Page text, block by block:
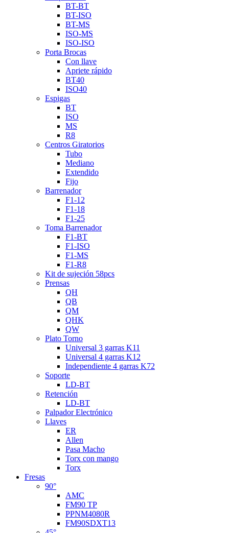
BT-BT
BT-ISO
BT-MS
ISO-MS
ISO-ISO
Porta Brocas
Con llave
Apriete rápido
BT40
ISO40
Espigas
BT
ISO
MS
R8
Centros Giratorios
Tubo
Mediano
Extendido
Fijo
Barrenador
F1-12
F1-18
F1-25
Toma Barrenador
F1-BT
F1-ISO
F1-MS
F1-R8
Kit de sujeción 58pcs
Prensas
QH
QB
QM
QHK
QW
Plato Torno
Universal 3 garras K11
Universal 4 garras K12
Independiente 4 garras K72
Soporte
LD-BT
Retención
LD-BT
Palpador Electrónico
Llaves
ER
Allen
Pasa Macho
Torx con mango
Torx
Fresas
90°
AMC
FM90 TP
PPNM4080R
FM90SDXT13